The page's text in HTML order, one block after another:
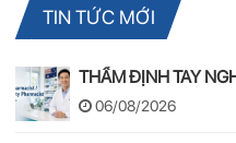
TIN TỨC MỚI
THẨM ĐỊNH TAY
PHARMACIST ÚC
06/08/2026